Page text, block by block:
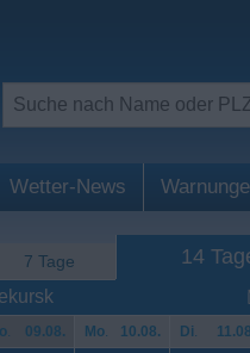
Wetter-News
7 Tage 14
. 09.08. Mo. 10.08. Di.